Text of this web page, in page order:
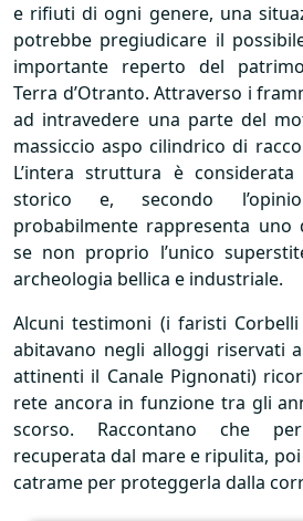
e rifiuti di ogni genere, una
potrebbe pregiudicare il
importante reperto del
Terra d’Otranto. Attraverso i
ad intravedere una parte del
massiccio aspo cilindrico di
L’intera struttura è
storico e, secondo
probabilmente rappresenta uno
se non proprio l’unico
archeologia bellica e industriale.
Alcuni testimoni (i faristi
abitavano negli alloggi riservati
attinenti il Canale Pignonati)
rete ancora in funzione tra gli
scorso. Raccontano che
recuperata dal mare e ripulita,
catrame per proteggerla dalla